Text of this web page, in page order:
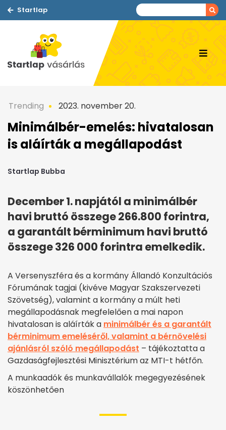
Startlap
Trending 2023. november 20.
Minimálbér-emelés: hivatalosan
is aláírták a megállapodást
Startlap Bubba
December 1. napjától a minimálbér
havi bruttó összege 266.800 forintra,
a garantált bérminimum havi bruttó
összege 326 000 forintra emelkedik.
A Versenyszféra és a kormány Állandó Konzultációs
Fórumának tagjai (kivéve Magyar Szakszervezeti
Szövetség), valamint a kormány a múlt heti
megállapodásnak megfelelően a mai napon
hivatalosan is aláírták a minimálbér és a garantált
bérminimum emeléséről, valamint a bérnövelési
ajánlásról szóló megállapodást – tájékoztatta a
Gazdaságfejlesztési Minisztérium az MTI-t hétfőn.
A munkaadók és munkavállalók megegyezésének
köszönhetően